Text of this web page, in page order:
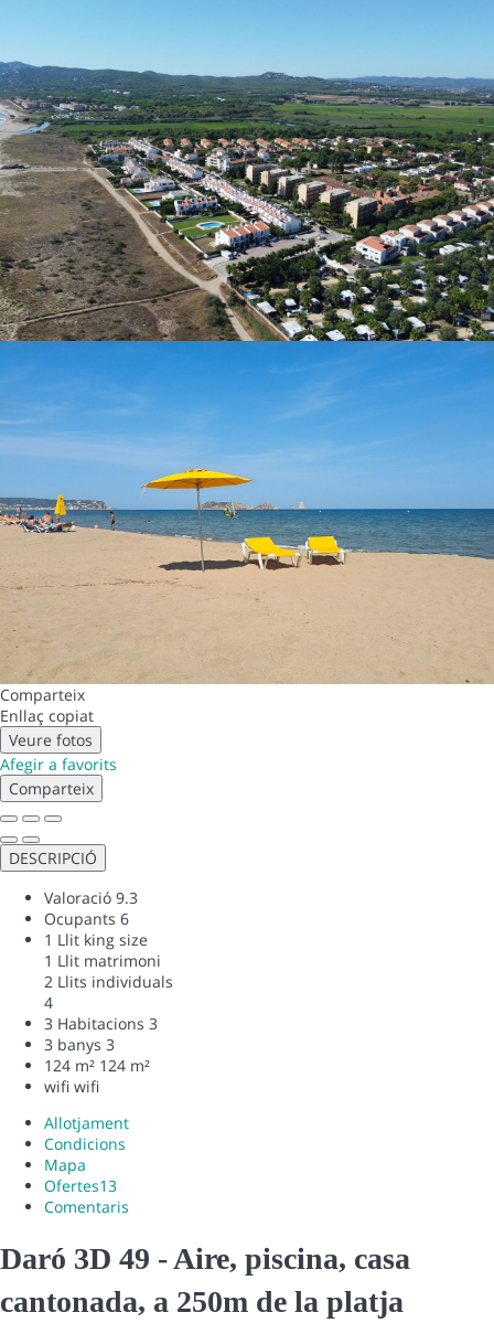
Comparteix
Enllaç copiat
Veure fotos
Afegir a favorits
Comparteix
DESCRIPCIÓ
Valoració 9.3
Ocupants 6
1 Llit king size
1 Llit matrimoni
2 Llits individuals
4
3 Habitacions 3
3 banys 3
124 m² 124 m²
wifi wifi
Allotjament
Condicions
Mapa
Ofertes13
Comentaris
Daró 3D 49 - Aire, piscina, casa
cantonada, a 250m de la platja